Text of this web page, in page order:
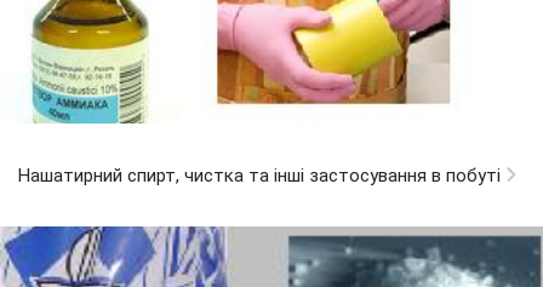
Нашатирний спирт, чистка та інші застосування в побуті